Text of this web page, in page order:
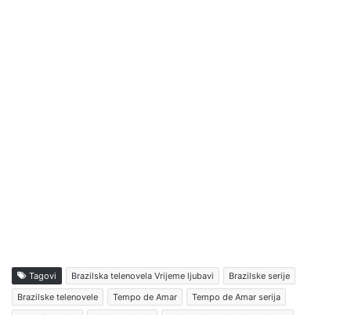
Tagovi Brazilska telenovela Vrijeme ljubavi
Brazilske serije
Brazilske telenovele
Tempo de Amar
Tempo de Amar serija